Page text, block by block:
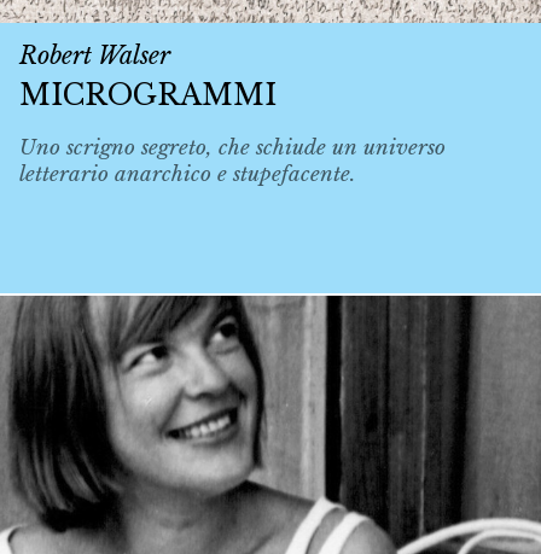
Robert Walser
MICROGRAMMI
Uno scrigno segreto, che schiude un universo
letterario anarchico e stupefacente.